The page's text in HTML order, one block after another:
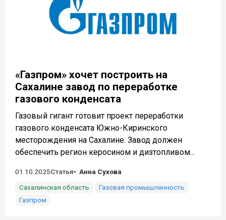
«Газпром» хочет построить на
Сахалине завод по переработке
газового конденсата
Газовый гигант готовит проект переработки
газового конденсата Южно-Киринского
месторождения на Сахалине. Завод должен
обеспечить регион керосином и дизтопливом...
01.10.2025Статья
Анна Сухова
Сахалинская область
Газовая промышленность
Газпром